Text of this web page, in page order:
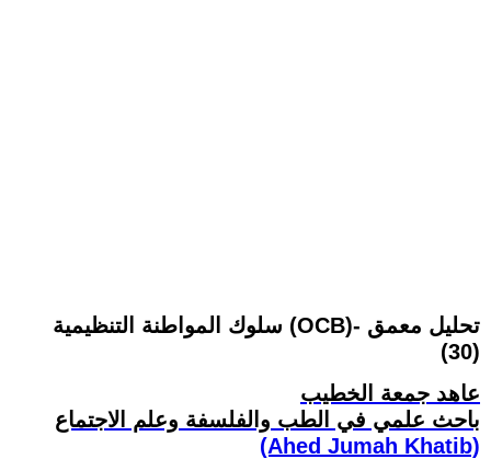
سلوك المواطنة التنظيمية (OCB)- تحليل معمق
(30)
عاهد جمعة الخطيب
باحث علمي في الطب والفلسفة وعلم الاجتماع
(Ahed Jumah Khatib)